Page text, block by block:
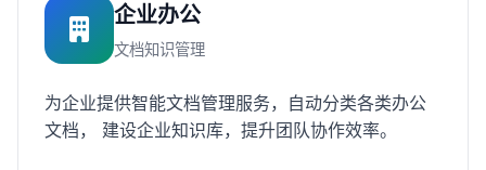
企业办公
文档知识管理
为企业提供智能文档管理服务，自动分类各类办公
文档， 建设企业知识库，提升团队协作效率。